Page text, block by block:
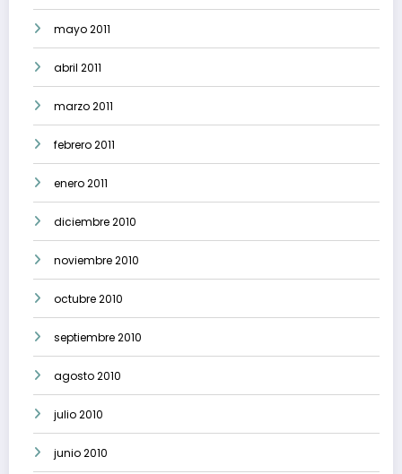
mayo 2011
abril 2011
marzo 2011
febrero 2011
enero 2011
diciembre 2010
noviembre 2010
octubre 2010
septiembre 2010
agosto 2010
julio 2010
junio 2010